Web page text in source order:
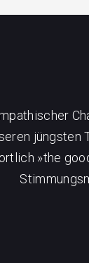
jüngsten
»the